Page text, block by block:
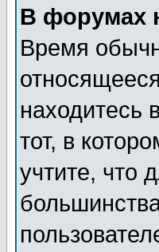
В форумах
Время
находитесь
тот, в
учтите, что